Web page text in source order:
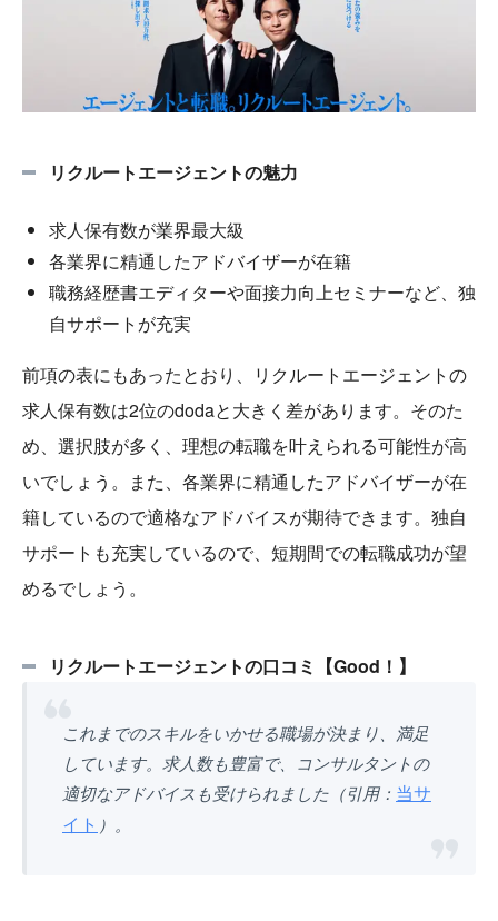
リクルートエージェントの魅力
求人保有数が業界最大級
各業界に精通したアドバイザーが在籍
職務経歴書エディターや面接力向上セミナーなど、独
自サポートが充実
前項の表にもあったとおり、リクルートエージェントの
求人保有数は2位のdodaと大きく差があります。そのた
め、選択肢が多く、理想の転職を叶えられる可能性が高
いでしょう。また、各業界に精通したアドバイザーが在
籍しているので適格なアドバイスが期待できます。独自
サポートも充実しているので、短期間での転職成功が望
めるでしょう。
リクルートエージェントの口コミ【Good！】
これまでのスキルをいかせる職場が決まり、満足
しています。求人数も豊富で、コンサルタントの
適切なアドバイスも受けられました（引用： 当サ
イト ）。